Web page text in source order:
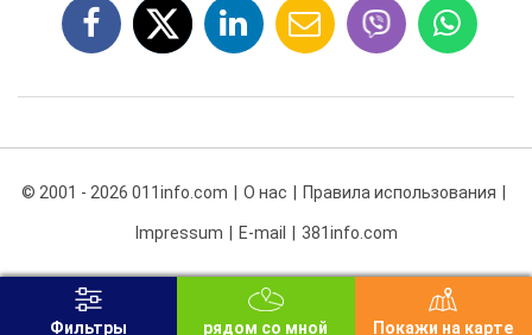
© 2001 - 2026 011info.com О нас Правила использования
Impressum E-mail 381info.com
Фильтры рядом со мной Покажи на карте